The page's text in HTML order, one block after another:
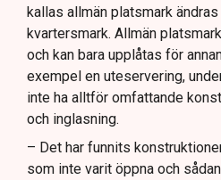
kallas allmän platsmark
kvartersmark. Allmän
och kan bara upplåtas för
exempel en uteservering,
inte ha alltför omfattande
och inglasning.
– Det har funnits
som inte varit öppna och